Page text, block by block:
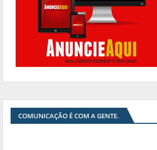
COMUNICAÇÃO É COM A GENTE.